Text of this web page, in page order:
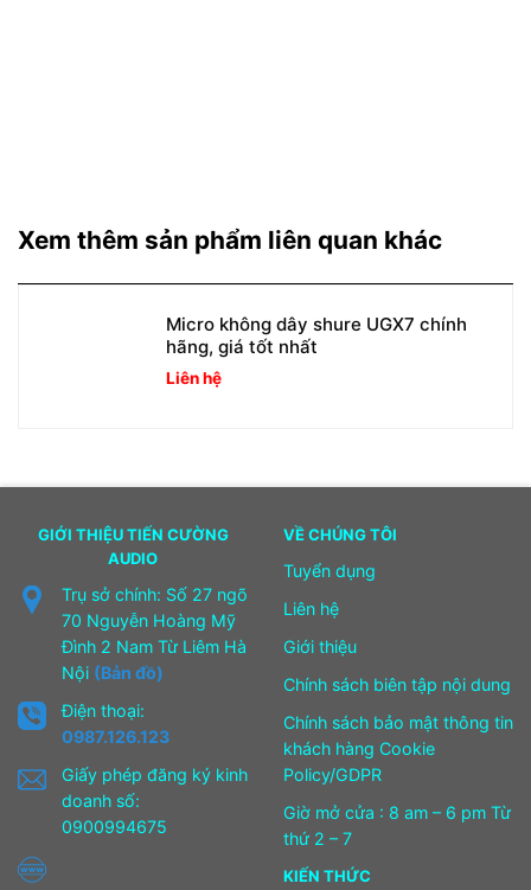
Xem thêm sản phẩm liên quan khác
Micro không dây shure UGX7 chính
hãng, giá tốt nhất
Liên hệ
GIỚI THIỆU TIẾN CƯỜNG
AUDIO
Trụ sở chính: Số 27 ngõ
70 Nguyễn Hoàng Mỹ
Đình 2 Nam Từ Liêm Hà
Nội (Bản đồ)
Điện thoại:
0987.126.123
Giấy phép đăng ký kinh
doanh số:
0900994675
VỀ CHÚNG TÔI
Tuyển dụng
Liên hệ
Giới thiệu
Chính sách biên tập nội dung
Chính sách bảo mật thông tin
khách hàng Cookie
Policy/GDPR
Giờ mở cửa : 8 am – 6 pm Từ
thứ 2 – 7
KIẾN THỨC